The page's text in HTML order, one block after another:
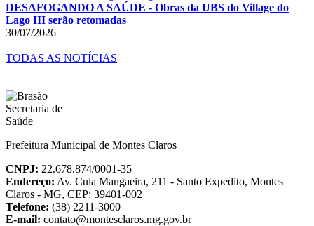
DESAFOGANDO A SAÚDE - Obras da UBS do Village do
Lago III serão retomadas
30/07/2026
TODAS AS NOTÍCIAS
Prefeitura Municipal de Montes Claros
CNPJ: 22.678.874/0001-35
Endereço: Av. Cula Mangaeira, 211 - Santo Expedito, Montes
Claros - MG, CEP: 39401-002
Telefone: (38) 2211-3000
E-mail: contato@montesclaros.mg.gov.br